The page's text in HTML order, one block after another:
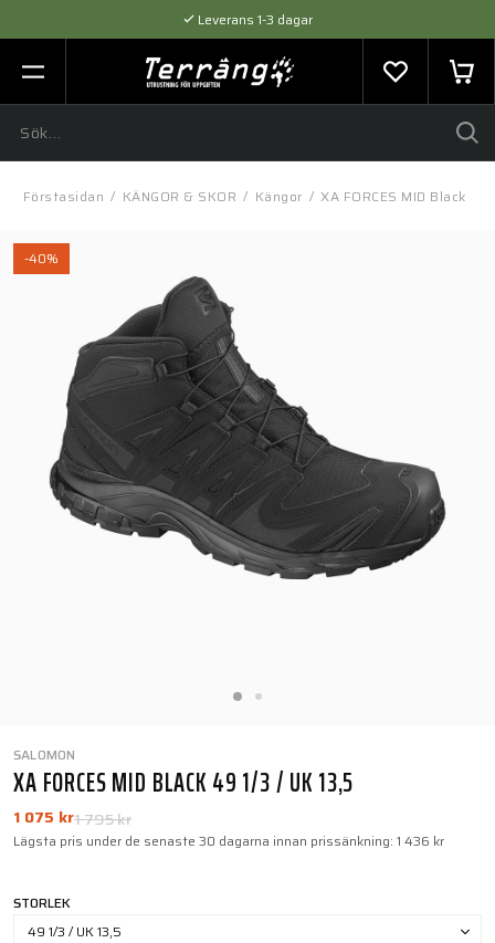
Leverans 1-3 dagar
Flexibel betalning med SVEA
Expertråd & Kvalitetsprodukter
Förstasidan / KÄNGOR & SKOR / Kängor / XA FORCES MID Black
-40%
SALOMON
XA FORCES MID BLACK 49 1/3 / UK 13,5
1 795 kr
1 075 kr
Lägsta pris under de senaste 30 dagarna innan prissänkning: 1 436 kr
STORLEK
49 1/3 / UK 13,5